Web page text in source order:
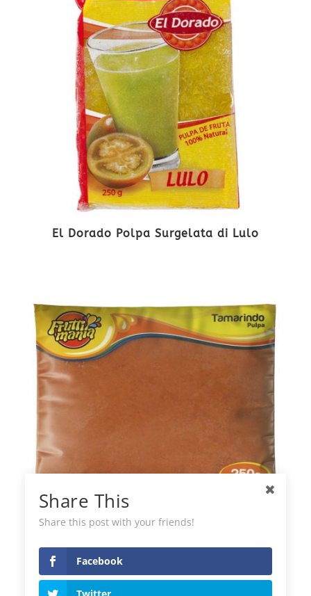
El Dorado Polpa Surgelata di Lulo
Share This
Share this post with your friends!
Facebook